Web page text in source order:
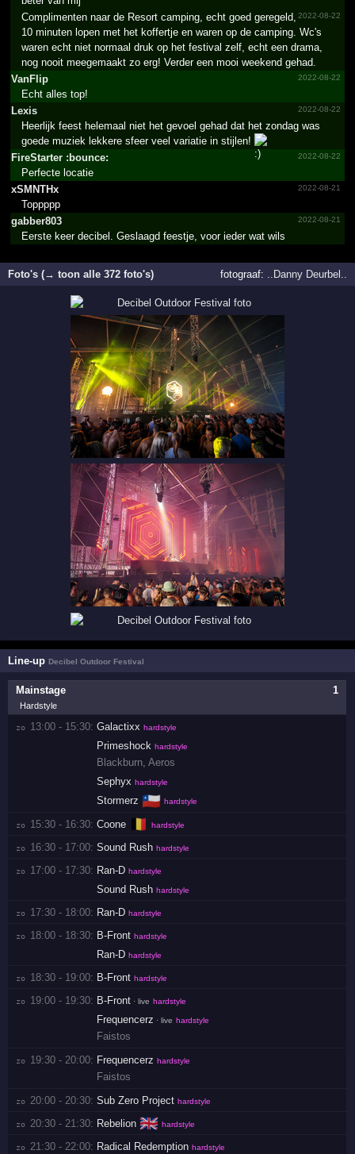
2022-08-22
Complimenten naar de Resort camping, echt goed geregeld,
10 minuten lopen met het koffertje en waren op de camping. Wc's
waren echt niet normaal druk op het festival zelf, echt een drama,
nog nooit meegemaakt zo erg! Verder een mooi weekend gehad.
VanFlip
2022-08-22
Echt alles top!
Lexis
2022-08-22
Heerlijk feest helemaal niet het gevoel gehad dat het zondag was
goede muziek lekkere sfeer veel variatie in stijlen!
FireStarter :bounce:
2022-08-22
Perfecte locatie
xSMNTHx
2022-08-21
Toppppp
gabber803
2022-08-21
Eerste keer decibel. Geslaagd feestje, voor ieder wat wils
Foto's (→ toon alle 372 foto's) fotograaf: ..Danny Deurbel..
Line-upDecibel Outdoor Festival
1
Mainstage
Hardstyle
zo 13:00 - 15:30: Galactixx hardstyle
Primeshock hardstyle
Blackburn,Aeros
Sephyx hardstyle
Stormerz 🇨🇱 hardstyle
zo 15:30 - 16:30: Coone 🇧🇪 hardstyle
zo 16:30 - 17:00: Sound Rush hardstyle
zo 17:00 - 17:30: Ran-D hardstyle
Sound Rush hardstyle
zo 17:30 - 18:00: Ran-D hardstyle
zo 18:00 - 18:30: B-Front hardstyle
Ran-D hardstyle
zo 18:30 - 19:00: B-Front hardstyle
zo 19:00 - 19:30: B-Front · live hardstyle
Frequencerz · live hardstyle
Faistos
zo 19:30 - 20:00: Frequencerz hardstyle
Faistos
zo 20:00 - 20:30: Sub Zero Project hardstyle
zo 20:30 - 21:30: Rebelion 🇬🇧 hardstyle
zo 21:30 - 22:00: Radical Redemption hardstyle